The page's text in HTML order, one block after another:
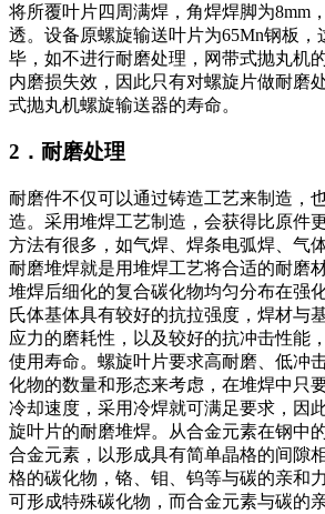
将所覆叶片四周满焊，角焊焊脚为8mm
透。设备原螺旋输送叶片为65Mn钢板，
毕，如不进行耐磨处理，网带式抛丸机
内磨损失效，因此只有对螺旋片做耐磨
式抛丸机螺旋输送器的寿命。
2．耐磨处理
耐磨件不仅可以通过铸造工艺来制造，
造。采用堆焊工艺制造，会获得比原件
方法有很多，如气焊、焊条电弧焊、气
耐磨堆焊就是用堆焊工艺将合适的耐磨
堆焊后细化的复合碳化物均匀分布在强
氏体基体具有较好的抗拉强度，焊材与
应力的磨耗性，以及较好的抗冲击性能
使用寿命。螺旋叶片要求高耐磨、低冲
化物的数量和形态来考虑，在堆焊中只
冷却速度，采用冷焊就可满足要求，因
旋叶片的耐磨堆焊。从合金元素在钢中
合金元素，以形成具有简单晶格的间隙
格的碳化物，铬、钼、钨等与碳的亲和
可形成特殊碳化物，而合金元素与碳的